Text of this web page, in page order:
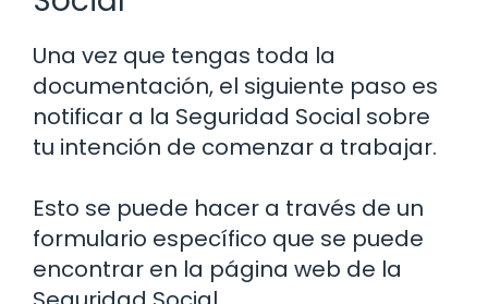
Una vez que tengas toda la
documentación, el siguiente paso es
notificar a la Seguridad Social sobre
tu intención de comenzar a trabajar.
Esto se puede hacer a través de un
formulario específico que se puede
encontrar en la página web de la